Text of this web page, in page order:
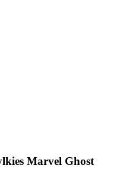
Marvel Ghost